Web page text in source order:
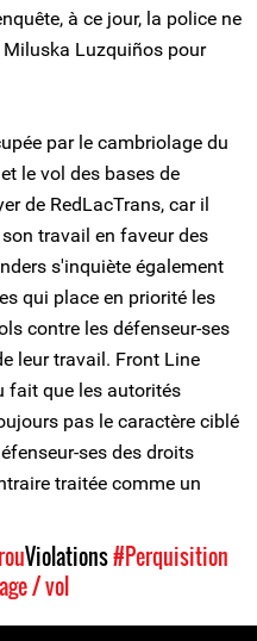
à ce jour, la police ne
Luzquiños pour
par le cambriolage du
le vol des bases de
de RedLacTrans, car il
travail en faveur des
s'inquiète également
qui place en priorité les
contre les défenseur-ses
leur travail. Front Line
fait que les autorités
pas le caractère ciblé
ses des droits
traitée comme un
Violations#Perquisition
/ vol